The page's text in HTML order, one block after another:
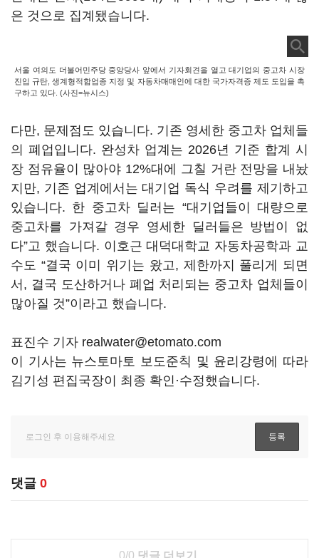
은 것으로 집계됐습니다.
서울 여의도 더불어민주당 중앙당사 앞에서 기자회견을 열고 대기업의 중고차 시장
진입 규탄, 생계형적합업종 지정 및 자동차매매인에 대한 국가자격증 제도 도입을 촉
구하고 있다. (사진=뉴시스)
다만, 문제점도 있습니다. 기존 영세한 중고차 업체들
의 폐업입니다. 완성차 업계는 2026년 기준 합계 시
장 점유율이 많아야 12%대에 그칠 거란 전망을 내놨
지만, 기존 업계에서는 대기업 독식 우려를 제기하고
있습니다. 한 중고차 딜러는 “대기업들이 대량으로
중고차를 가져갈 경우 영세한 딜러들은 방법이 없
다”고 했습니다. 이호근 대덕대학교 자동차공학과 교
수도 “결국 이미 위기는 왔고, 제한까지 풀리게 되면
서, 결국 도산하거나 폐업 처리되는 중고차 업체들이
많아질 것”이라고 했습니다.
표진수 기자 realwater@etomato.com
이 기사는 뉴스토마토 보도준칙 및 윤리강령에 따라
김기성 편집국장이 최종 확인·수정했습니다.
댓글 0
0/0 댓글 더보기